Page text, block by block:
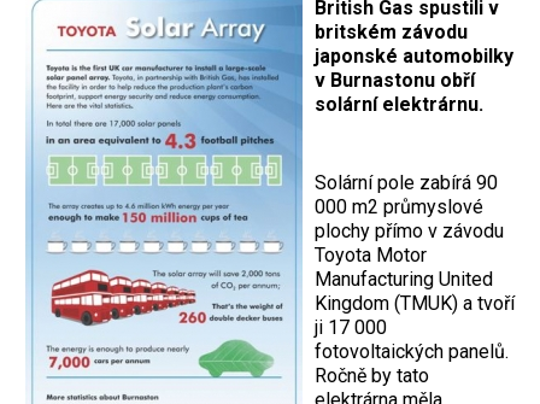
British Gas spustili v
britském závodu
japonské automobilky
v Burnastonu obří
solární elektrárnu.
Solární pole zabírá 90
000 m2 průmyslové
plochy přímo v závodu
Toyota Motor
Manufacturing United
Kingdom (TMUK) a tvoří
ji 17 000
fotovoltaických panelů.
Ročně by tato